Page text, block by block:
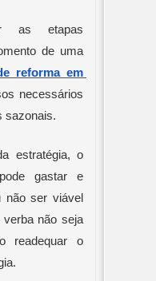
as etapas
de uma
reforma em
necessários
sazonais.
estratégia, o
gastar e
não ser viável
verba não seja
readequar o